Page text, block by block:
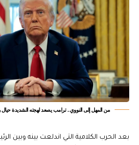
من المهل إلى النووي.. ترامب يصعد لهجته الشديدة حيال
بعد الحرب الكلامية التي اندلعت بينه وبين